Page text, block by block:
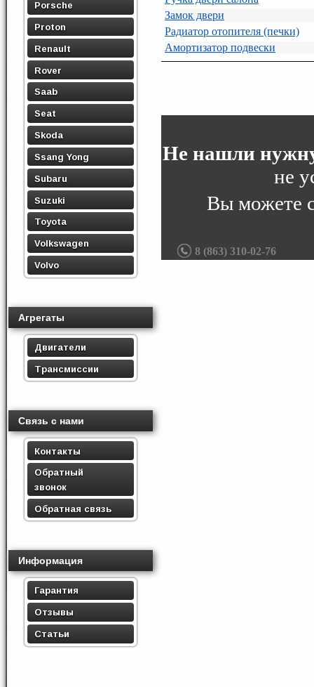
Porsche
Proton
Renault
Rover
Saab
Seat
Skoda
Ssang Yong
Subaru
Suzuki
Toyota
Volkswagen
Volvo
Агрегаты
Двигатели
Трансмиссии
Связь с нами
Контакты
Обратный
звонок
Обратная связь
Информация
Гарантия
Отзывы
Статьи
Замок двери
Радиатор отопителя (печки)
Амортизатор подвески
Не нашли
не
Вы можете
8 (863) 310-02-76